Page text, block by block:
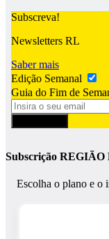
Subscreva!
Newsletters RL
Saber mais
Edição Semanal
Guia do Fim de
Subscrição
Escolha o plano e o